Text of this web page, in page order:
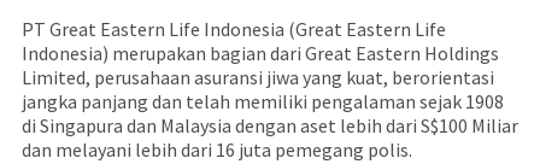
PT Great Eastern Life Indonesia (Great Eastern Life
Indonesia) merupakan bagian dari Great Eastern Holdings
Limited, perusahaan asuransi jiwa yang kuat, berorientasi
jangka panjang dan telah memiliki pengalaman sejak 1908
di Singapura dan Malaysia dengan aset lebih dari S$100 Miliar
dan melayani lebih dari 16 juta pemegang polis.